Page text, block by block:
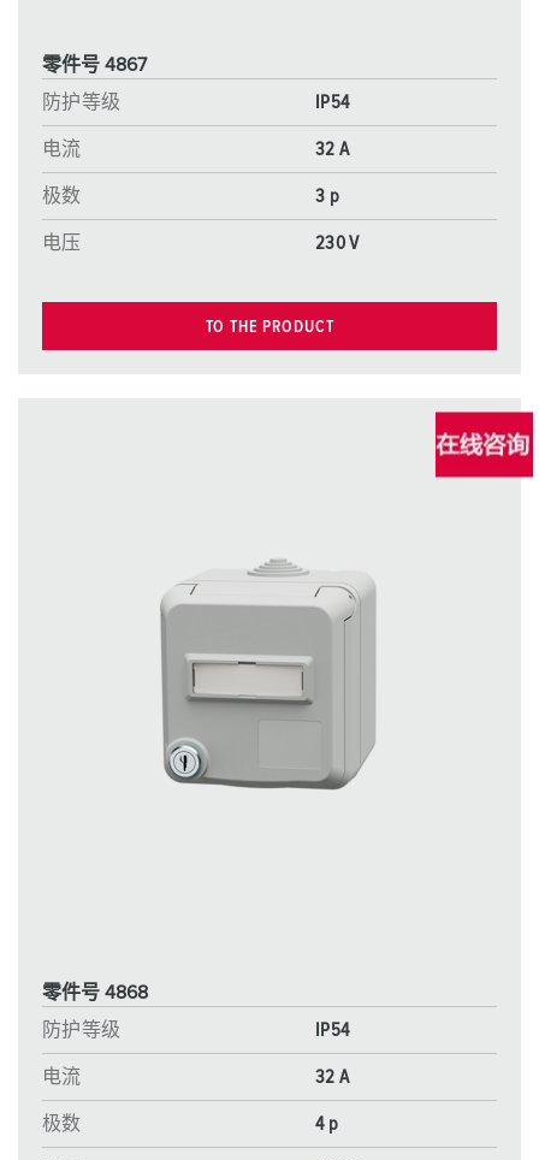
零件号 4867
防护等级
IP54
电流 32 A
极数 3 p
电压 230 V
TO THE PRODUCT
新
零件号 4868
防护等级
IP54
电流 32 A
极数 4 p